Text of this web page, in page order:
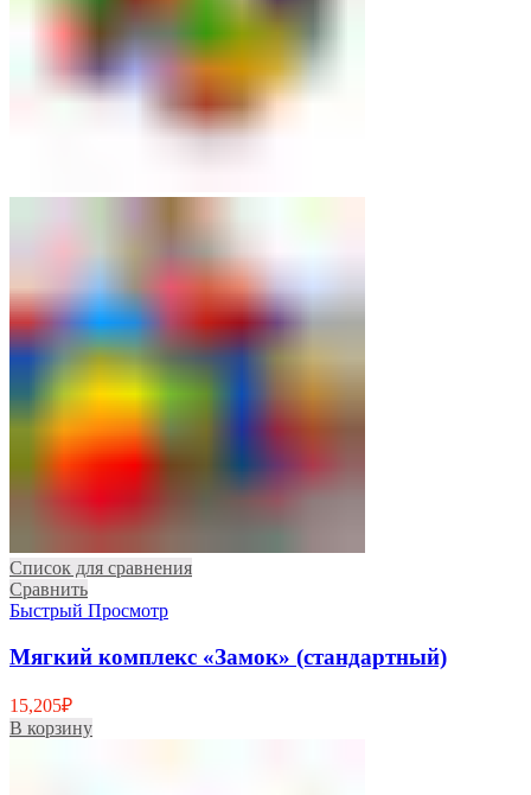
Список для сравнения
Сравнить
Быстрый Просмотр
Мягкий комплекс «Замок» (стандартный)
15,205₽
В корзину